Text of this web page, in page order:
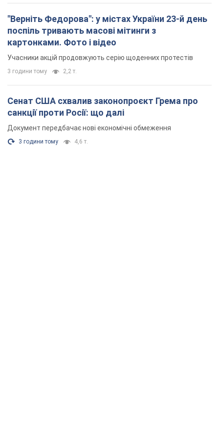
"Верніть Федорова": у містах України 23-й день
поспіль тривають масові мітинги з
картонками. Фото і відео
Учасники акцій продовжують серію щоденних протестів
3 години тому 2,2 т.
Сенат США схвалив законопроєкт Грема про
санкції проти Росії: що далі
Документ передбачає нові економічні обмеження
3 години тому 4,6 т.